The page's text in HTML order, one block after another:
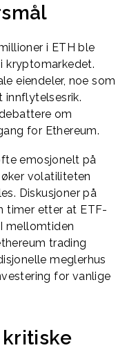
i ETH ble
kryptomarkedet.
eiendeler, noe som
om
for Ethereum.
emosjonelt på
volatiliteten
Diskusjoner på
timer etter at ETF-
mellomtiden
trading
meglerhus
for vanlige